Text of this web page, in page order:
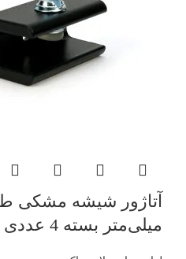
میلی‌متر بسته 4 عددی